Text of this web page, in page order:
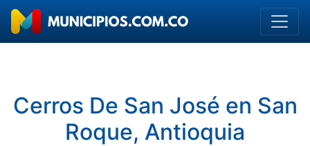
Cerros De San José en San
Roque, Antioquia